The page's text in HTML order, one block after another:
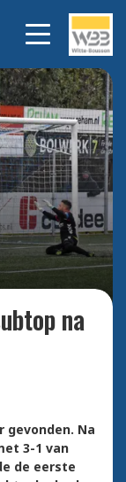
Bekijk alle foto's
na
gevonden. Na
3-1 van
de eerste